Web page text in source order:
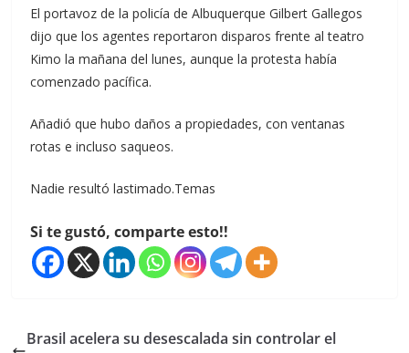
El portavoz de la policía de Albuquerque Gilbert Gallegos
dijo que los agentes reportaron disparos frente al teatro
Kimo la mañana del lunes, aunque la protesta había
comenzado pacífica.
Añadió que hubo daños a propiedades, con ventanas
rotas e incluso saqueos.
Nadie resultó lastimado.Temas
Si te gustó, comparte esto!!
Brasil acelera su desescalada sin controlar el